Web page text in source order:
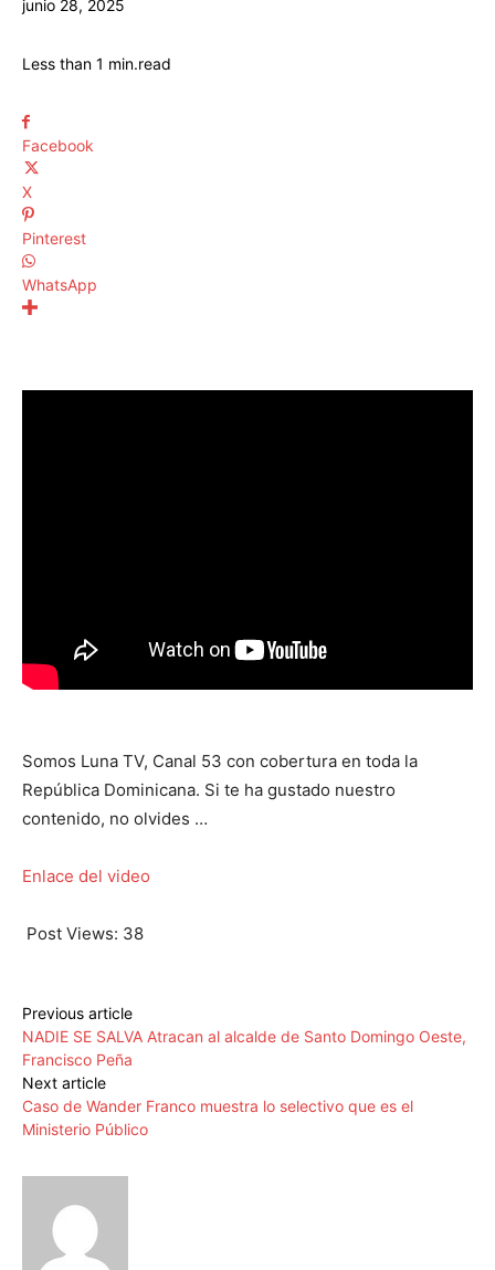
junio 28, 2025
Less than 1 min.read
Facebook
X
Pinterest
WhatsApp
Somos Luna TV, Canal 53 con cobertura en toda la
República Dominicana. Si te ha gustado nuestro
contenido, no olvides …
Enlace del video
Post Views: 38
Previous article
NADIE SE SALVA Atracan al alcalde de Santo Domingo Oeste,
Francisco Peña
Next article
Caso de Wander Franco muestra lo selectivo que es el
Ministerio Público